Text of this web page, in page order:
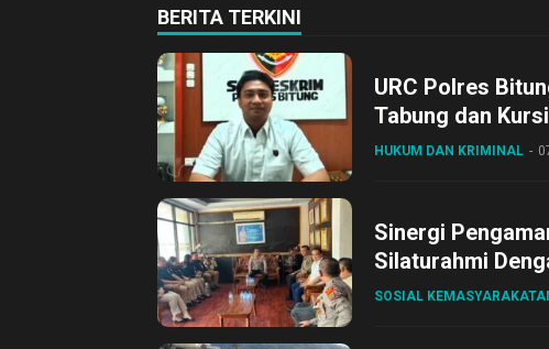
BERITA TERKINI
URC Polres
Tabung dan
HUKUM DAN KRIMINAL
Sinergi
Silaturahmi
SOSIAL